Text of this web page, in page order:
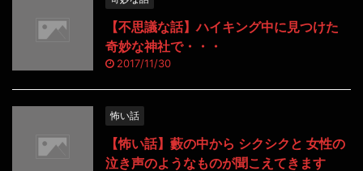
【不思議な話】ハイキング中に見つけた
奇妙な神社で・・・
2017/11/30
怖い話
【怖い話】藪の中から シクシクと 女性の
泣き声のようなものが聞こえてきます